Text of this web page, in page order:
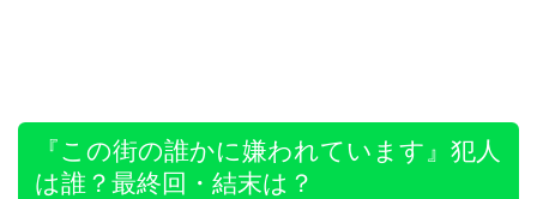
『この街の誰かに嫌われています』犯人
は誰？最終回・結末は？